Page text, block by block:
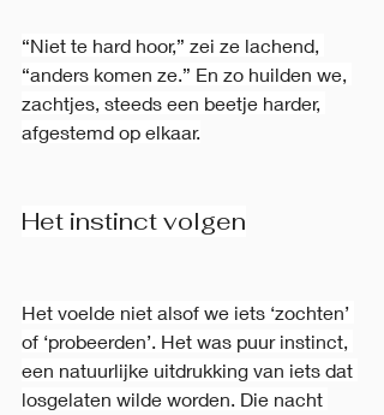
“Niet te hard hoor,” zei ze lachend,
“anders komen ze.” En zo huilden we,
zachtjes, steeds een beetje harder,
afgestemd op elkaar.
Het instinct volgen
Het voelde niet alsof we iets ‘zochten’
of ‘probeerden’. Het was puur instinct,
een natuurlijke uitdrukking van iets dat
losgelaten wilde worden. Die nacht